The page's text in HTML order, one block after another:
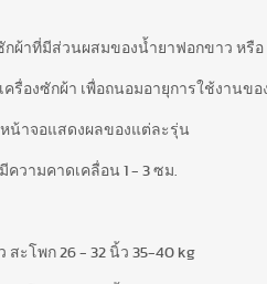
ผ้าที่มีส่วนผสมของน้ำยาฟอกขาว หรือ
ครื่องซักผ้า เพื่อถนอมอายุการใช้งานข
น้าจอแสดงผลของแต่ละรุ่น
วามคาดเคลื่อน 1 - 3 ซม.
สะโพก 26 - 32 นิ้ว 35-40 kg